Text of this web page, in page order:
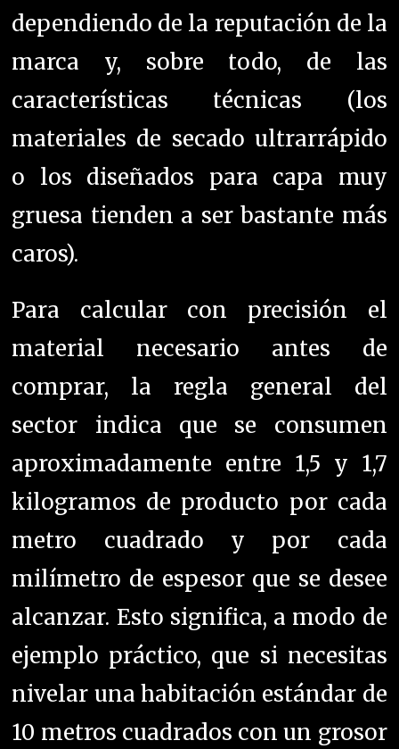
dependiendo de la reputación de la
marca y, sobre todo, de las
características técnicas (los
materiales de secado ultrarrápido
o los diseñados para capa muy
gruesa tienden a ser bastante más
caros).
Para calcular con precisión el
material necesario antes de
comprar, la regla general del
sector indica que se consumen
aproximadamente entre 1,5 y 1,7
kilogramos de producto por cada
metro cuadrado y por cada
milímetro de espesor que se desee
alcanzar. Esto significa, a modo de
ejemplo práctico, que si necesitas
nivelar una habitación estándar de
10 metros cuadrados con un grosor